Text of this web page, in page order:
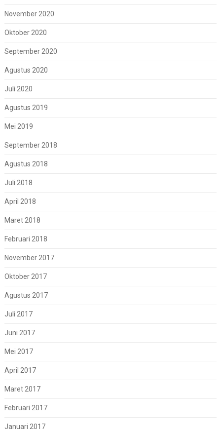
November 2020
Oktober 2020
September 2020
Agustus 2020
Juli 2020
Agustus 2019
Mei 2019
September 2018
Agustus 2018
Juli 2018
April 2018
Maret 2018
Februari 2018
November 2017
Oktober 2017
Agustus 2017
Juli 2017
Juni 2017
Mei 2017
April 2017
Maret 2017
Februari 2017
Januari 2017